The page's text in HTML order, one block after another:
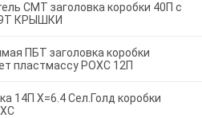
СМТ заголовка коробки 40П с
КРЫШКИ
ПБТ заголовка коробки
пластмассу РОХС 12П
14П Х=6.4 Сел.Голд коробки